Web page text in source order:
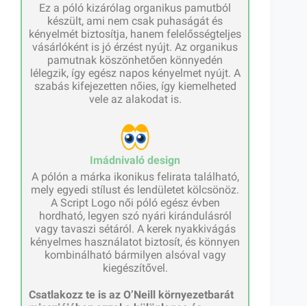
Ez a póló kizárólag organikus pamutból
készült, ami nem csak puhaságát és
kényelmét biztosítja, hanem felelősségteljes
vásárlóként is jó érzést nyújt. Az organikus
pamutnak köszönhetően könnyedén
lélegzik, így egész napos kényelmet nyújt. A
szabás kifejezetten nőies, így kiemelheted
vele az alakodat is.
Imádnivaló design
A pólón a márka ikonikus felirata található,
mely egyedi stílust és lendületet kölcsönöz.
A Script Logo női póló egész évben
hordható, legyen szó nyári kirándulásról
vagy tavaszi sétáról. A kerek nyakkivágás
kényelmes használatot biztosít, és könnyen
kombinálható bármilyen alsóval vagy
kiegészítővel.
Csatlakozz te is az O’Neill környezetbarát